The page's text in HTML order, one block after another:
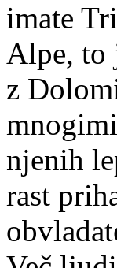
imate
Alpe, to
z
njenih
rast